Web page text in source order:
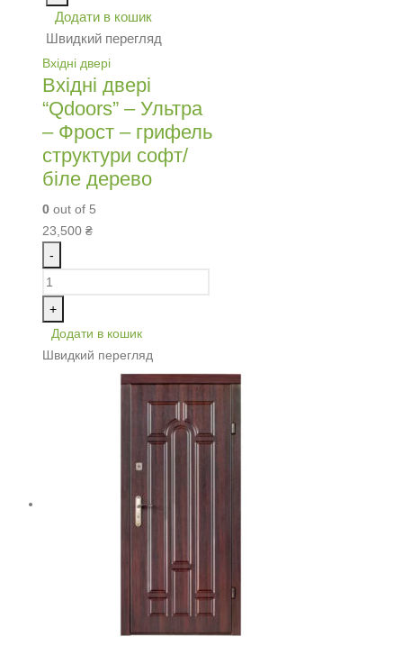
Додати в кошик
Швидкий перегляд
Вхідні двері
Вхідні двері
“Qdoors” – Ультра
– Фрост – грифель
структури софт/
біле дерево
0 out of 5
23,500 ₴
-
+
Додати в кошик
Швидкий перегляд